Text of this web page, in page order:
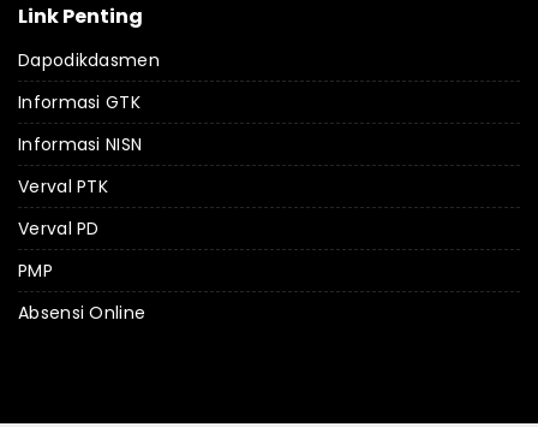
Link Penting
Dapodikdasmen
Informasi GTK
Informasi NISN
Verval PTK
Verval PD
PMP
Absensi Online